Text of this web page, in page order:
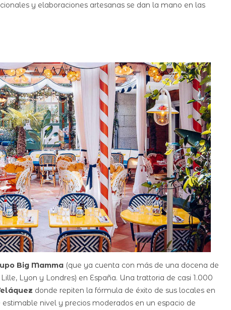
y elaboraciones artesanas se dan la mano en las
Big Mamma (que ya cuenta con más de una docena de
Lyon y Londres) en España. Una trattoria de casi 1.000
donde repiten la fórmula de éxito de sus locales en
nivel y precios moderados en un espacio de